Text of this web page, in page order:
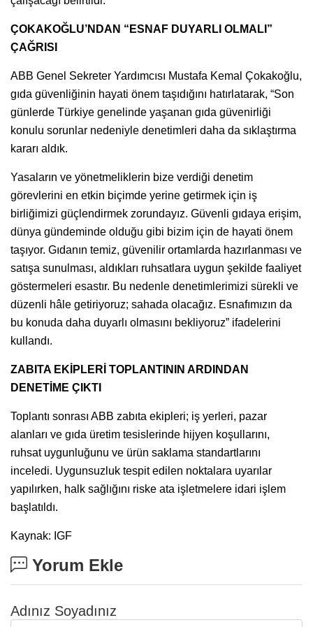
ÇOKAKOĞLU’NDAN “ESNAF DUYARLI OLMALI”
ÇAĞRISI
ABB Genel Sekreter Yardımcısı Mustafa Kemal Çokakoğlu,
gıda güvenliğinin hayati önem taşıdığını hatırlatarak, “Son
günlerde Türkiye genelinde yaşanan gıda güvenirliği
konulu sorunlar nedeniyle denetimleri daha da sıklaştırma
kararı aldık.
Yasaların ve yönetmeliklerin bize verdiği denetim
görevlerini en etkin biçimde yerine getirmek için iş
birliğimizi güçlendirmek zorundayız. Güvenli gıdaya erişim,
dünya gündeminde olduğu gibi bizim için de hayati önem
taşıyor. Gıdanın temiz, güvenilir ortamlarda hazırlanması ve
satışa sunulması, aldıkları ruhsatlara uygun şekilde faaliyet
göstermeleri esastır. Bu nedenle denetimlerimizi sürekli ve
düzenli hâle getiriyoruz; sahada olacağız. Esnafımızın da
bu konuda daha duyarlı olmasını bekliyoruz” ifadelerini
kullandı.
ZABITA EKİPLERİ TOPLANTININ ARDINDAN
DENETİME ÇIKTI
Toplantı sonrası ABB zabıta ekipleri; iş yerleri, pazar
alanları ve gıda üretim tesislerinde hijyen koşullarını,
ruhsat uygunluğunu ve ürün saklama standartlarını
inceledi. Uygunsuzluk tespit edilen noktalara uyarılar
yapılırken, halk sağlığını riske ata işletmelere idari işlem
başlatıldı.
Kaynak: IGF
Yorum Ekle
Adınız Soyadınız